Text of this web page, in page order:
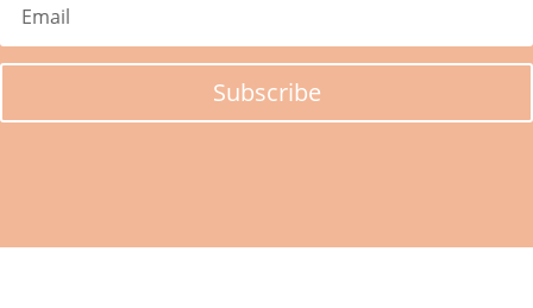
Subscribe